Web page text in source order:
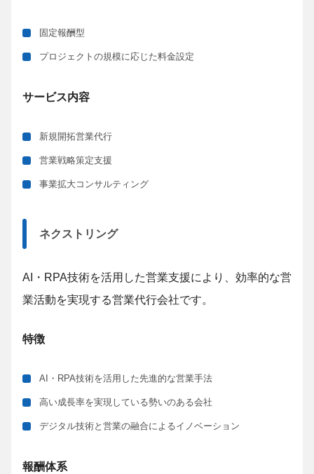
固定報酬型
プロジェクトの規模に応じた料金設定
サービス内容
新規開拓営業代行
営業戦略策定支援
事業拡大コンサルティング
ネクストリング
AI・RPA技術を活用した営業支援により、効率的な営
業活動を実現する営業代行会社です。
特徴
AI・RPA技術を活用した先進的な営業手法
高い成長率を実現している勢いのある会社
デジタル技術と営業の融合によるイノベーション
報酬体系